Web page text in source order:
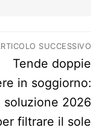
SUCCESSIVO
Next post:
Tende doppie
in soggiorno:
soluzione 2026
filtrare il sole